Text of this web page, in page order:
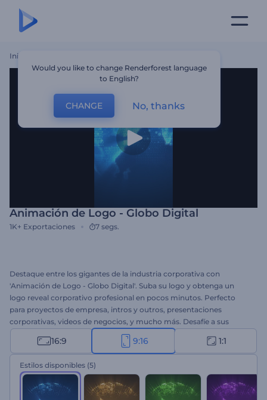
Inicio
Animación de Logo - Globo Digital
1K+ Exportaciones 7 segs.
Destaque entre los gigantes de la industria corporativa con
'Animación de Logo - Globo Digital'. Suba su logo y obtenga un
logo reveal corporativo profesional en pocos minutos. Perfecto
para proyectos de empresa, intros y outros, presentaciones
corporativas, videos de negocios, y mucho más. Desafíe a sus
competidores con una animación de logo vibrante y elegante.
¡Pruébelo ahora mismo!
16:9 9:16 1:1
Estilos disponibles (5)
Would you like to change Renderforest language
to English?
CHANGE No, thanks